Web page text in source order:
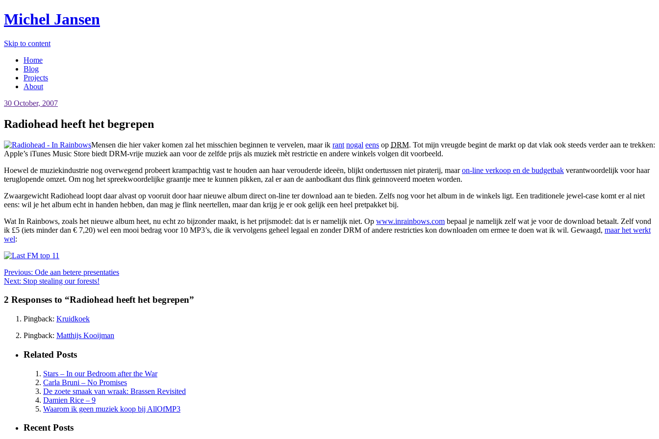
Michel Jansen
Skip to content
Home
Blog
Projects
About
30 October, 2007
Radiohead heeft het begrepen
Mensen die hier vaker komen zal het misschien beginnen te vervelen, maar ik rant nogal eens op DRM. Tot mijn vreugde begint de markt op dat vlak ook steeds verder aan te trekken:
Apple’s iTunes Music Store biedt DRM-vrije muziek aan voor de zelfde prijs als muziek mèt restrictie en andere winkels volgen dit voorbeeld.
Hoewel de muziekindustrie nog overwegend probeert krampachtig vast te houden aan haar verouderde ideeën, blijkt ondertussen niet piraterij, maaron-line verkoop en de budgetbak verantwoordelijk voor haar
teruglopende omzet. Om nog het spreekwoordelijke graantje mee te kunnen pikken, zal er aan de aanbodkant dus flink geinnoveerd moeten worden.
Zwaargewicht Radiohead loopt daar alvast op vooruit door haar nieuwe album direct on-line ter download aan te bieden. Zelfs nog voor het album in de winkels ligt. Een traditionele jewel-case komt er al niet
eens: wil je het album echt in handen hebben, dan mag je flink neertellen, maar dan krijg je er ook gelijk een heel pretpakket bij.
Wat In Rainbows, zoals het nieuwe album heet, nu echt zo bijzonder maakt, is het prijsmodel: dat is er namelijk niet. Op www.inrainbows.com bepaal je namelijk zelf wat je voor de download betaalt. Zelf vond
ik £5 (iets minder dan € 7,20) wel een mooi bedrag voor 10 MP3’s, die ik vervolgens geheel legaal en zonder DRM of andere restricties kon downloaden om ermee te doen wat ik wil. Gewaagd, maar het werkt
wel:
Previous: Ode aan betere presentaties
Next: Stop stealing our forests!
2 Responses to “Radiohead heeft het begrepen”
Pingback: Kruidkoek
Pingback: Matthijs Kooijman
Related Posts
Stars – In our Bedroom after the War
Carla Bruni – No Promises
De zoete smaak van wraak: Brassen Revisited
Damien Rice – 9
Waarom ik geen muziek koop bij AllOfMP3
Recent Posts